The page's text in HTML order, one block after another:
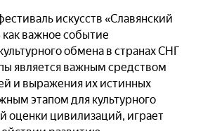
искусств «Славянский
как важное событие
обмена в странах СНГ
является важным средством
и выражения их истинных
этапом для культурного
оценки цивилизаций, играет